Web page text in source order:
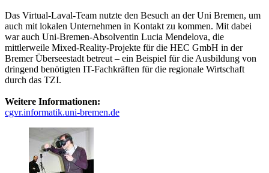
Das Virtual-Laval-Team nutzte den Besuch an der Uni Bremen, um
auch mit lokalen Unternehmen in Kontakt zu kommen. Mit dabei
war auch Uni-Bremen-Absolventin Lucia Mendelova, die
mittlerweile Mixed-Reality-Projekte für die HEC GmbH in der
Bremer Überseestadt betreut – ein Beispiel für die Ausbildung von
dringend benötigten IT-Fachkräften für die regionale Wirtschaft
durch das TZI.
Weitere Informationen:
cgvr.informatik.uni-bremen.de